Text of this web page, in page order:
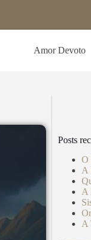
Amor Devoto
Posts
O
A
A
A